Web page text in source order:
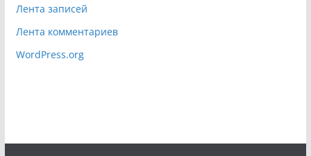
Лента записей
Лента комментариев
WordPress.org